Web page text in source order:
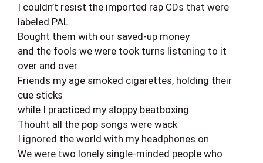
I couldn’t resist the imported rap CDs that were
labeled PAL
Bought them with our saved-up money
and the fools we were took turns listening to it
over and over
Friends my age smoked cigarettes, holding their
cue sticks
while I practiced my sloppy beatboxing
Thouht all the pop songs were wack
I ignored the world with my headphones on
We were two lonely single-minded people who